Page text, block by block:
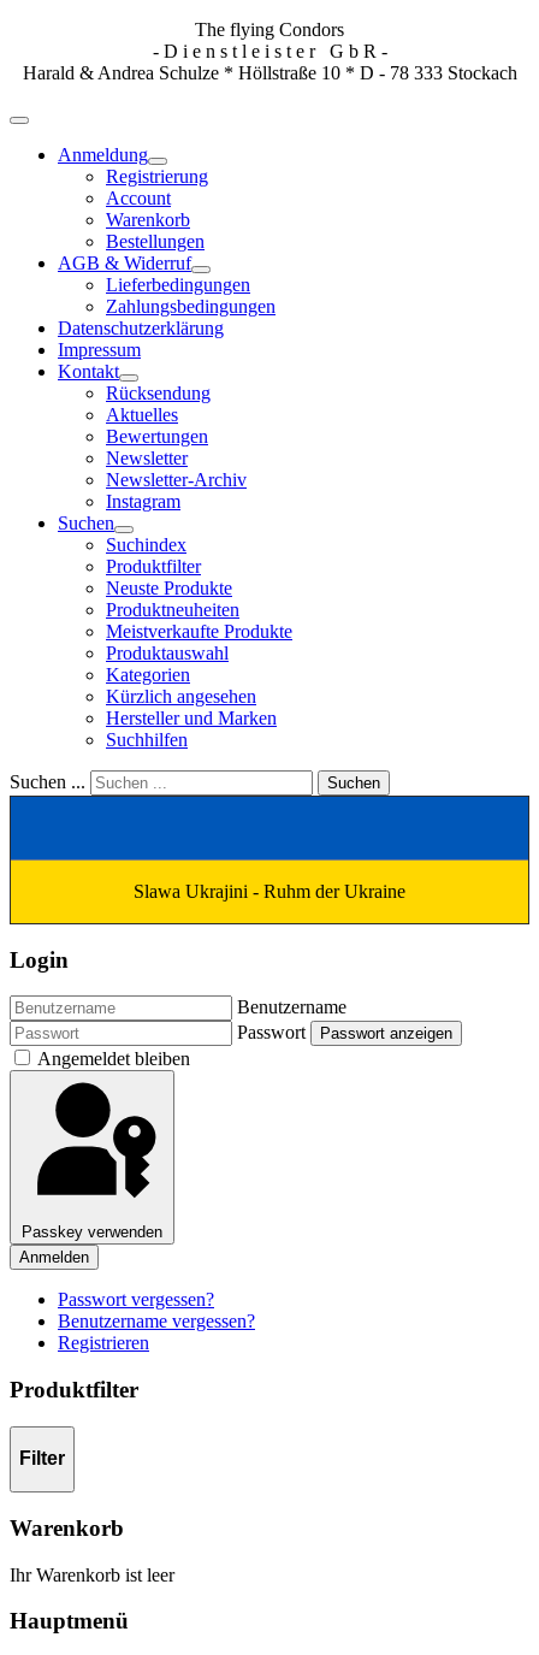
The flying Condors
- D i e n s t l e i s t e r G b R -
Harald & Andrea Schulze * Höllstraße 10 * D - 78 333 Stockach
Anmeldung
Registrierung
Account
Warenkorb
Bestellungen
AGB & Widerruf
Lieferbedingungen
Zahlungsbedingungen
Datenschutzerklärung
Impressum
Kontakt
Rücksendung
Aktuelles
Bewertungen
Newsletter
Newsletter-Archiv
Instagram
Suchen
Suchindex
Produktfilter
Neuste Produkte
Produktneuheiten
Meistverkaufte Produkte
Produktauswahl
Kategorien
Kürzlich angesehen
Hersteller und Marken
Suchhilfen
Suchen ... Suchen
Slawa Ukrajini - Ruhm der Ukraine
Login
Benutzername
Passwort
Passwort anzeigen
Angemeldet bleiben
Passkey verwenden
Anmelden
Passwort vergessen?
Benutzername vergessen?
Registrieren
Produktfilter
Filter
Warenkorb
Ihr Warenkorb ist leer
Hauptmenü